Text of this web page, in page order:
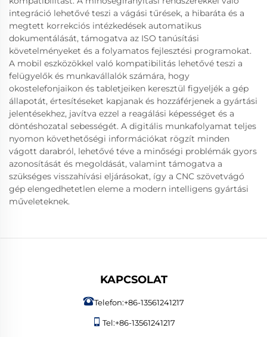
integráció lehetővé teszi a vágási tűrések, a hibaráta és a
megtett korrekciós intézkedések automatikus
dokumentálását, támogatva az ISO tanúsítási
követelményeket és a folyamatos fejlesztési programokat.
A mobil eszközökkel való kompatibilitás lehetővé teszi a
felügyelők és munkavállalók számára, hogy
okostelefonjaikon és tabletjeiken keresztül figyeljék a gép
állapotát, értesítéseket kapjanak és hozzáférjenek a gyártási
jelentésekhez, javítva ezzel a reagálási képességet és a
döntéshozatal sebességét. A digitális munkafolyamat teljes
nyomon követhetőségi információkat rögzít minden
vágott darabról, lehetővé téve a minőségi problémák gyors
azonosítását és megoldását, valamint támogatva a
szükséges visszahívási eljárásokat, így a CNC szövetvágó
gép elengedhetetlen eleme a modern intelligens gyártási
műveleteknek.
KAPCSOLAT
Telefon:+86-13561241217
Tel:+86-13561241217